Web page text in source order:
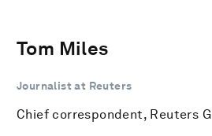
Tom Miles
Journalist at Reuters
Chief correspondent, Reuters